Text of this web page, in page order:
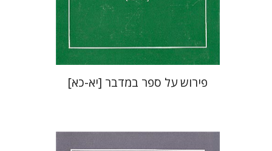
הנחת אתר ספר מודפס
$32
פירוש על ספר במדבר [יא-כא]